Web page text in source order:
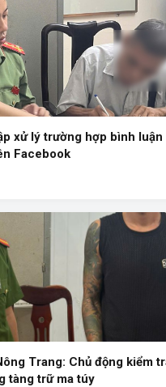
xử lý trường hợp bình luận
Facebook
Trang: Chủ động kiểm
tàng trữ ma túy